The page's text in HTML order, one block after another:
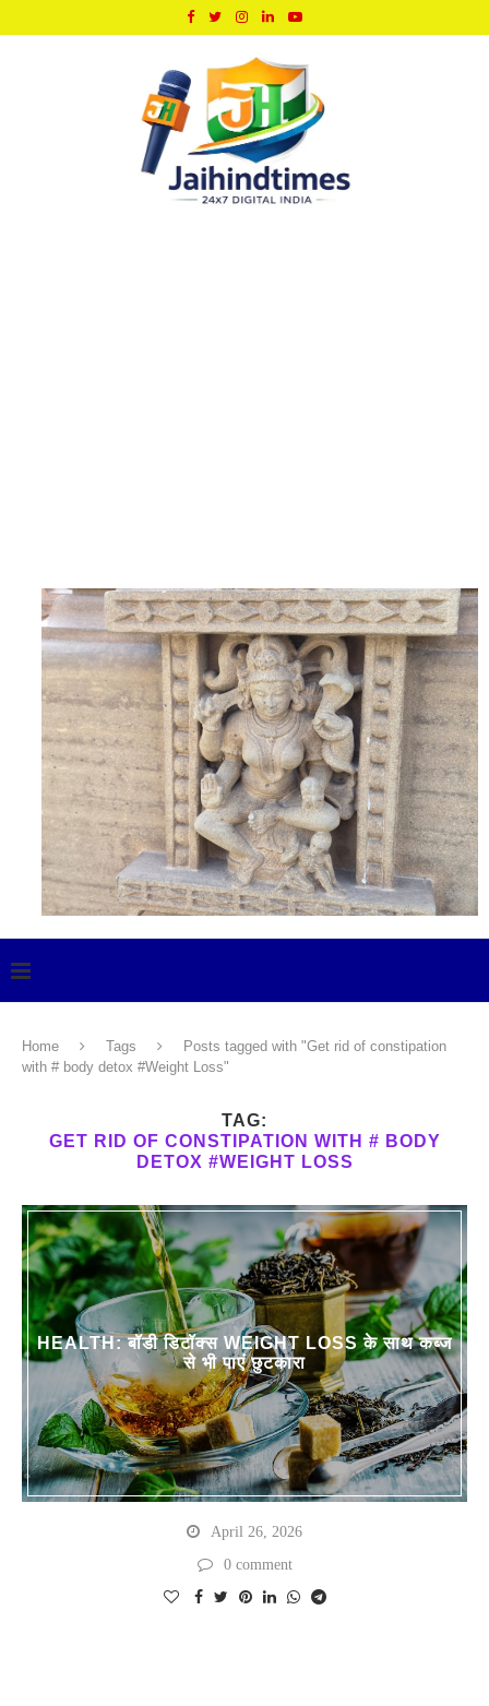
Home Tags
Posts tagged with "Get rid of constipation
with # body detox #Weight Loss"
TAG:
GET RID OF CONSTIPATION WITH # BODY
DETOX #WEIGHT LOSS
HEALTH: बॉडी डिटॉक्स WEIGHT LOSS के साथ कब्ज
से भी पाएं छुटकारा
April 26, 2026
0 comment